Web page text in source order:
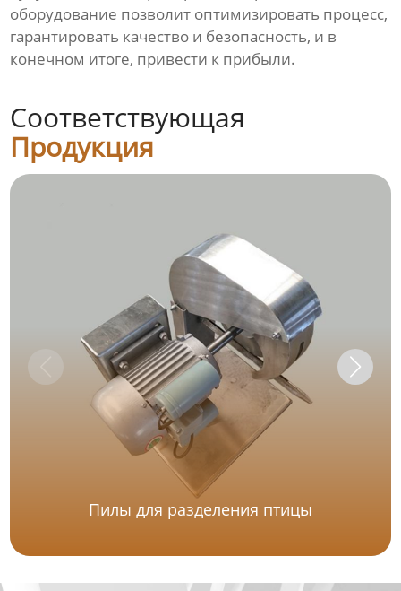
оборудование позволит оптимизировать процесс,
гарантировать качество и безопасность, и в
конечном итоге, привести к прибыли.
Соответствующая
Продукция
Пилы для разделения птицы